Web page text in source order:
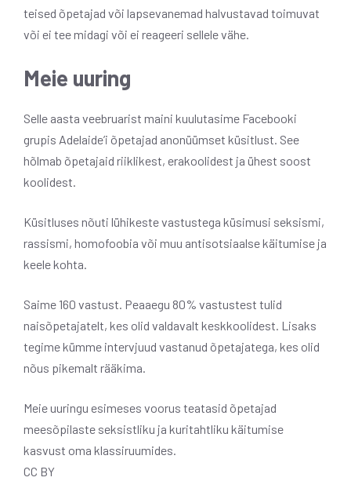
teised õpetajad või lapsevanemad halvustavad toimuvat
või ei tee midagi või ei reageeri sellele vähe.
Meie uuring
Selle aasta veebruarist maini kuulutasime Facebooki
grupis Adelaide’i õpetajad anonüümset küsitlust. See
hõlmab õpetajaid riiklikest, erakoolidest ja ühest soost
koolidest.
Küsitluses nõuti lühikeste vastustega küsimusi seksismi,
rassismi, homofoobia või muu antisotsiaalse käitumise ja
keele kohta.
Saime 160 vastust. Peaaegu 80% vastustest tulid
naisõpetajatelt, kes olid valdavalt keskkoolidest. Lisaks
tegime kümme intervjuud vastanud õpetajatega, kes olid
nõus pikemalt rääkima.
Meie uuringu esimeses voorus teatasid õpetajad
meesõpilaste seksistliku ja kuritahtliku käitumise
kasvust oma klassiruumides.
CC BY